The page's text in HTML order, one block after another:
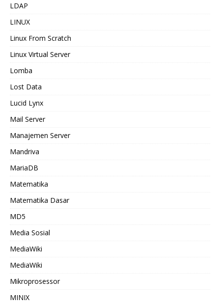
LDAP
LINUX
Linux From Scratch
Linux Virtual Server
Lomba
Lost Data
Lucid Lynx
Mail Server
Manajemen Server
Mandriva
MariaDB
Matematika
Matematika Dasar
MD5
Media Sosial
MediaWiki
MediaWiki
Mikroprosessor
MINIX